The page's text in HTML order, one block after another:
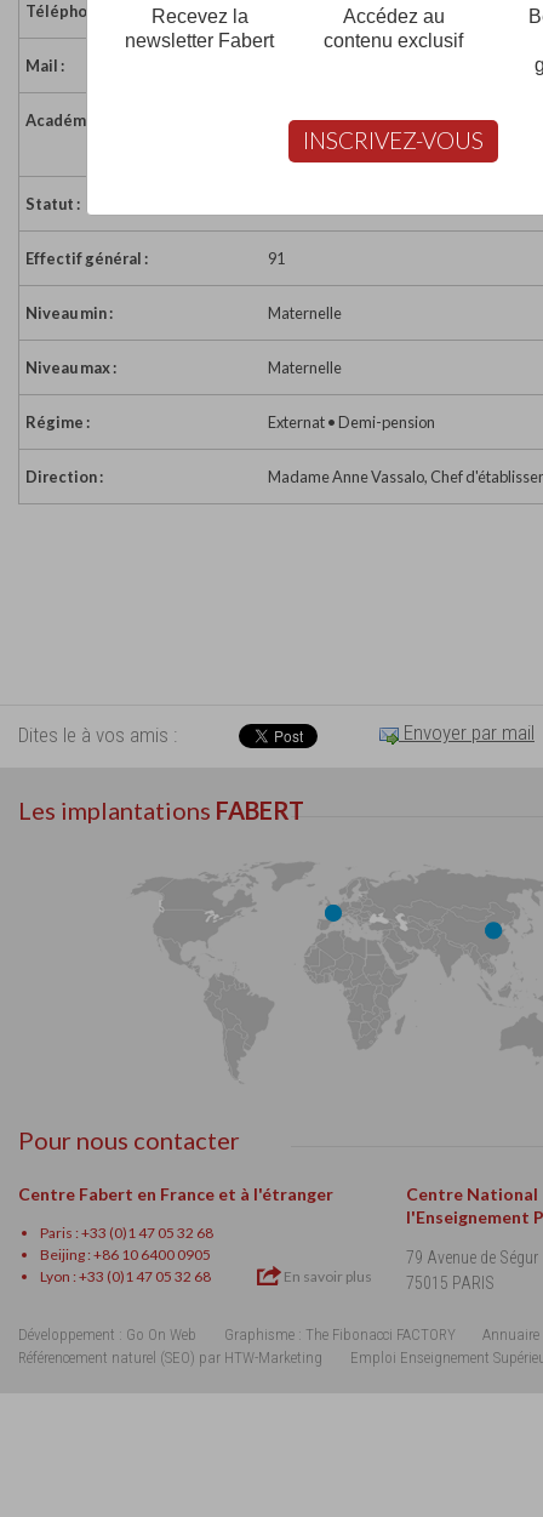
Téléphone : 04 77 53 63 39
Mail :
Académie :
Académie de Lyon
Académie de Lyon sur
Statut :
Effectif général : 91
Niveau min : Maternelle
Niveau max : Maternelle
Régime : Externat • Demi-pension
Direction : Madame Anne Vassalo, Chef
Dites le à vos amis : Envoyer par mail
Les implantations FABERT
Pour nous contacter
Centre Fabert en France et à l'étranger
Paris : +33 (0)1 47 05 32 68
Beijing : +86 10 6400 0905
Lyon : +33 (0)1 47 05 32 68
En savoir plus
Centre National
l'Enseignement
79 Avenue de Ségur
75015 PARIS
Développement : Go On Web Graphisme : The Fibonacci FACTORY
Annuaire
Référencement naturel (SEO) par HTW-Marketing
Emploi Enseignement
Recevez la
newsletter Fabert
Accédez au
contenu exclusif
INSCRIVEZ-VOUS